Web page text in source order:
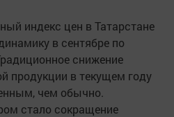
индекс цен в Татарстане
в сентябре по
снижение
продукции в текущем году
чем обычно.
стало сокращение